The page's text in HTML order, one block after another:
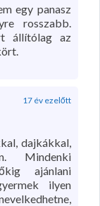
egy panasz
rosszabb.
állítólag az
17 év ezelőtt
dajkákkal,
Mindenki
ajánlani
ilyen